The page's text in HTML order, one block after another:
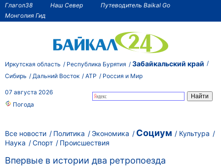
Глагол38 Наш Север
Путеводитель Baikal Go
Монголия Гид
Иркутская область Республика Бурятия Забайкальский край
Сибирь Дальний Восток АТР Россия и Мир
07 августа 2026
Погода
Все новости Политика Экономика Социум
Культура
Наука
Спорт Происшествия
Впервые в истории два ретропоезда